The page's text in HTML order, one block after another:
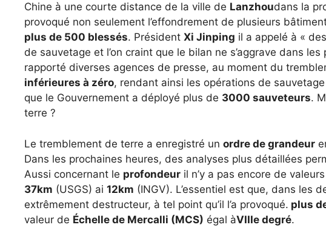
Chine à une courte distance de la ville de Lanzhoudans la
provoqué non seulement l’effondrement de plusieurs
plus de 500 blessés. Président Xi Jinping il a appelé à «
de sauvetage et l’on craint que le bilan ne s’aggrave dans
rapporté diverses agences de presse, au moment du
inférieures à zéro, rendant ainsi les opérations de
que le Gouvernement a déployé plus de 3000 sauveteurs.
terre ?
Le tremblement de terre a enregistré un ordre de grandeur
Dans les prochaines heures, des analyses plus détaillées
Aussi concernant le profondeur il n’y a pas encore de
37km (USGS) ai 12km (INGV). L’essentiel est que, dans les
extrêmement destructeur, à tel point qu’il l’a provoqué. plus
valeur de Échelle de Mercalli (MCS) égal àVIIIe degré.